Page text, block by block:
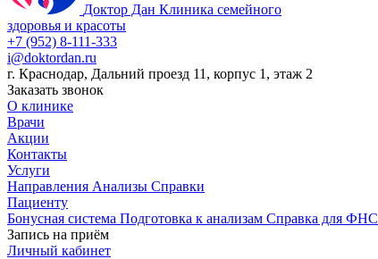
Доктор Дан Клиника семейного
здоровья и красоты
+7 (952) 8-111-333
i@doktordan.ru
г. Краснодар, Дальний проезд 11, корпус 1, этаж 2
Заказать звонок
О клинике
Врачи
Акции
Контакты
Услуги
Направления Анализы Справки
Пациенту
Бонусная система Подготовка к анализам Справка для ФНС
Запись на приём
Личный кабинет